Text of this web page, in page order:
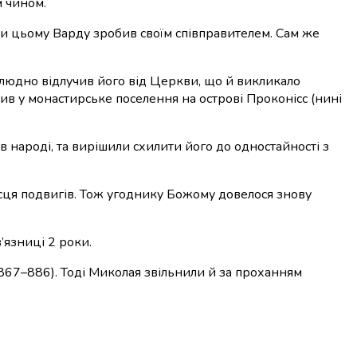
цьому Варду зробив своїм співправителем. Сам же
відлучив його від Церкви, що й викликало
у монастирське поселення на острові Проконісс (нині
народі, та вирішили схилити його до одностайності з
подвигів. Тож угоднику Божому довелося знову
2 роки.
Тоді Миколая звільнили й за проханням